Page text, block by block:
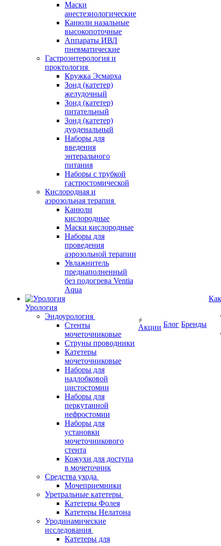
Маски
анестезиологические
Канюли назальные
высокопоточные
Аппараты ИВЛ
пневматические
Гастроэнтерология и
проктология
Кружка Эсмарха
Зонд (катетер)
желудочный
Зонд (катетер)
питательный
Зонд (катетер)
дуоденальный
Наборы для
введения
энтерального
питания
Наборы с трубкой
гастростомической
Кислородная и
аэрозольная терапия
Канюли
кислородные
Маски кислородные
Наборы для
проведения
аэрозольной терапии
Увлажнитель
преднаполненный
без подогрева Ventia
Aqua
Урология
Эндоурология
Стенты
мочеточниковые
Струны проводники
Катетеры
мочеточниковые
Наборы для
надлобковой
цистостомии
Наборы для
перкутанной
нефростомии
Наборы для
установки
мочеточникового
стента
Кожухи для доступа
в мочеточник
Средства ухода
Мочеприемники
Уретральные катетеры
Катетеры Фолея
Катетеры Нелатона
Уродинамические
исследования
Катетеры для
Акции Блог Бренды